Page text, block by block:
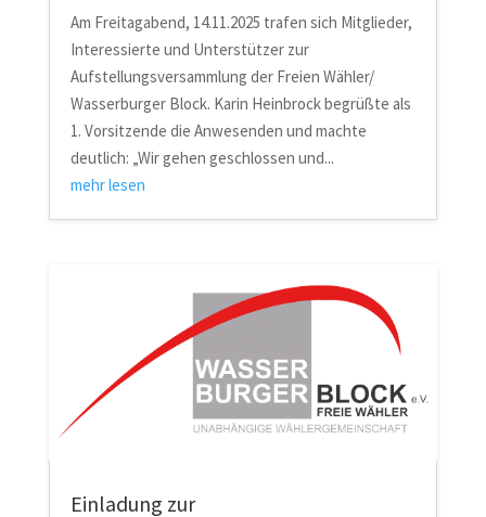
Am Freitagabend, 14.11.2025 trafen sich Mitglieder,
Interessierte und Unterstützer zur
Aufstellungsversammlung der Freien Wähler/
Wasserburger Block. Karin Heinbrock begrüßte als
1. Vorsitzende die Anwesenden und machte
deutlich: „Wir gehen geschlossen und...
mehr lesen
Einladung zur